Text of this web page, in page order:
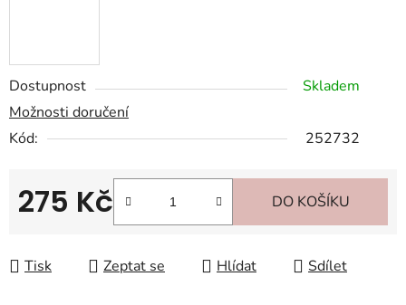
Dostupnost
Skladem
Možnosti doručení
Kód:
252732
275 Kč DO KOŠÍKU
Tisk Zeptat se Hlídat Sdílet